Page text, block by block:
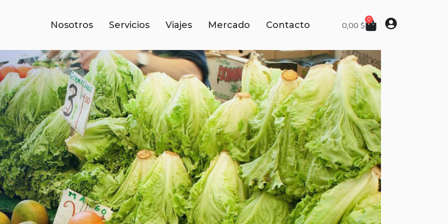
Nosotros Servicios Viajes Mercado Contacto 0,00 $
0